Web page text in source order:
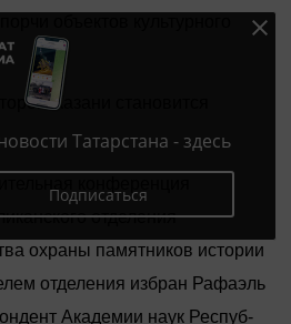
объектов культурного
Казани становится
конференция
отделения
охраны памятников истории
отделения избран Рафаэль
Академии наук Респуб­
Татарстана - здесь
Подписаться